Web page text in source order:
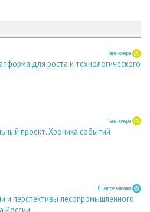
Тема номера
для роста и технологического
Тема номера
проект. Хроника событий
В центре внимания
и перспективы лесопромышленного